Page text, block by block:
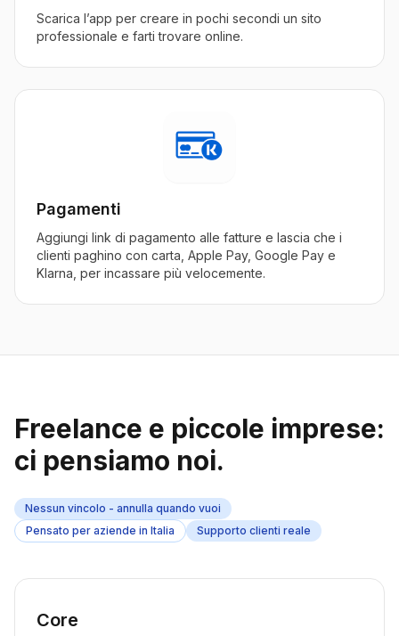
Scarica l’app per creare in pochi secondi un sito
professionale e farti trovare online.
Pagamenti
Aggiungi link di pagamento alle fatture e lascia che i
clienti paghino con carta, Apple Pay, Google Pay e
Klarna, per incassare più velocemente.
Freelance e piccole imprese:
ci pensiamo noi.
Nessun vincolo - annulla quando vuoi
Pensato per aziende in Italia
Supporto clienti reale
Core